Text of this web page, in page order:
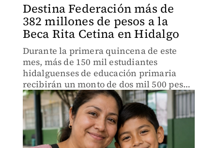
Destina Federación más de
382 millones de pesos a la
Beca Rita Cetina en Hidalgo
Durante la primera quincena de este
mes, más de 150 mil estudiantes
hidalguenses de educación primaria
recibirán un monto de dos mil 500 pesos
para adquirir útiles y uniformes
escolares